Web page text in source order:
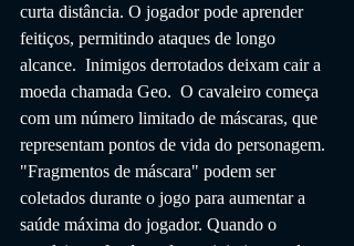
curta distância. O jogador pode aprender
feitiços, permitindo ataques de longo
alcance.  Inimigos derrotados deixam cair a
moeda chamada Geo.  O cavaleiro começa
com um número limitado de máscaras, que
representam pontos de vida do personagem.
"Fragmentos de máscara" podem ser
coletados durante o jogo para aumentar a
saúde máxima do jogador. Quando o